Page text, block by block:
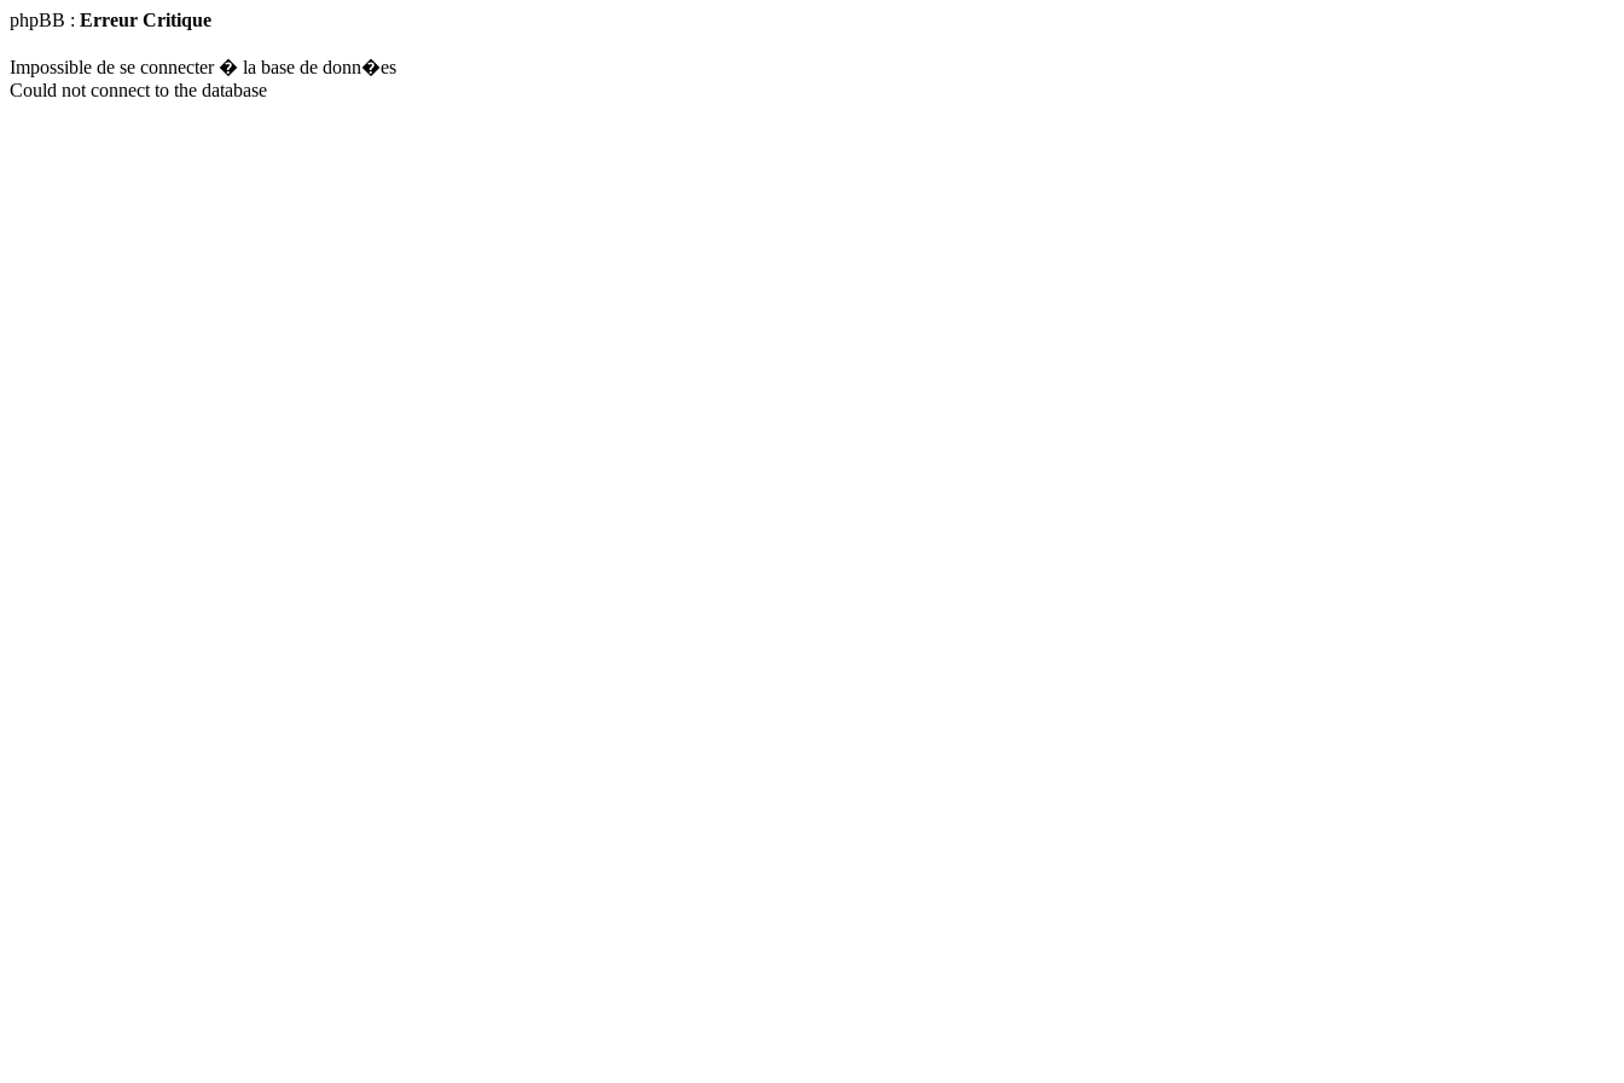
phpBB : Erreur Critique
Impossible de se connecter � la base de donn�es
Could not connect to the database